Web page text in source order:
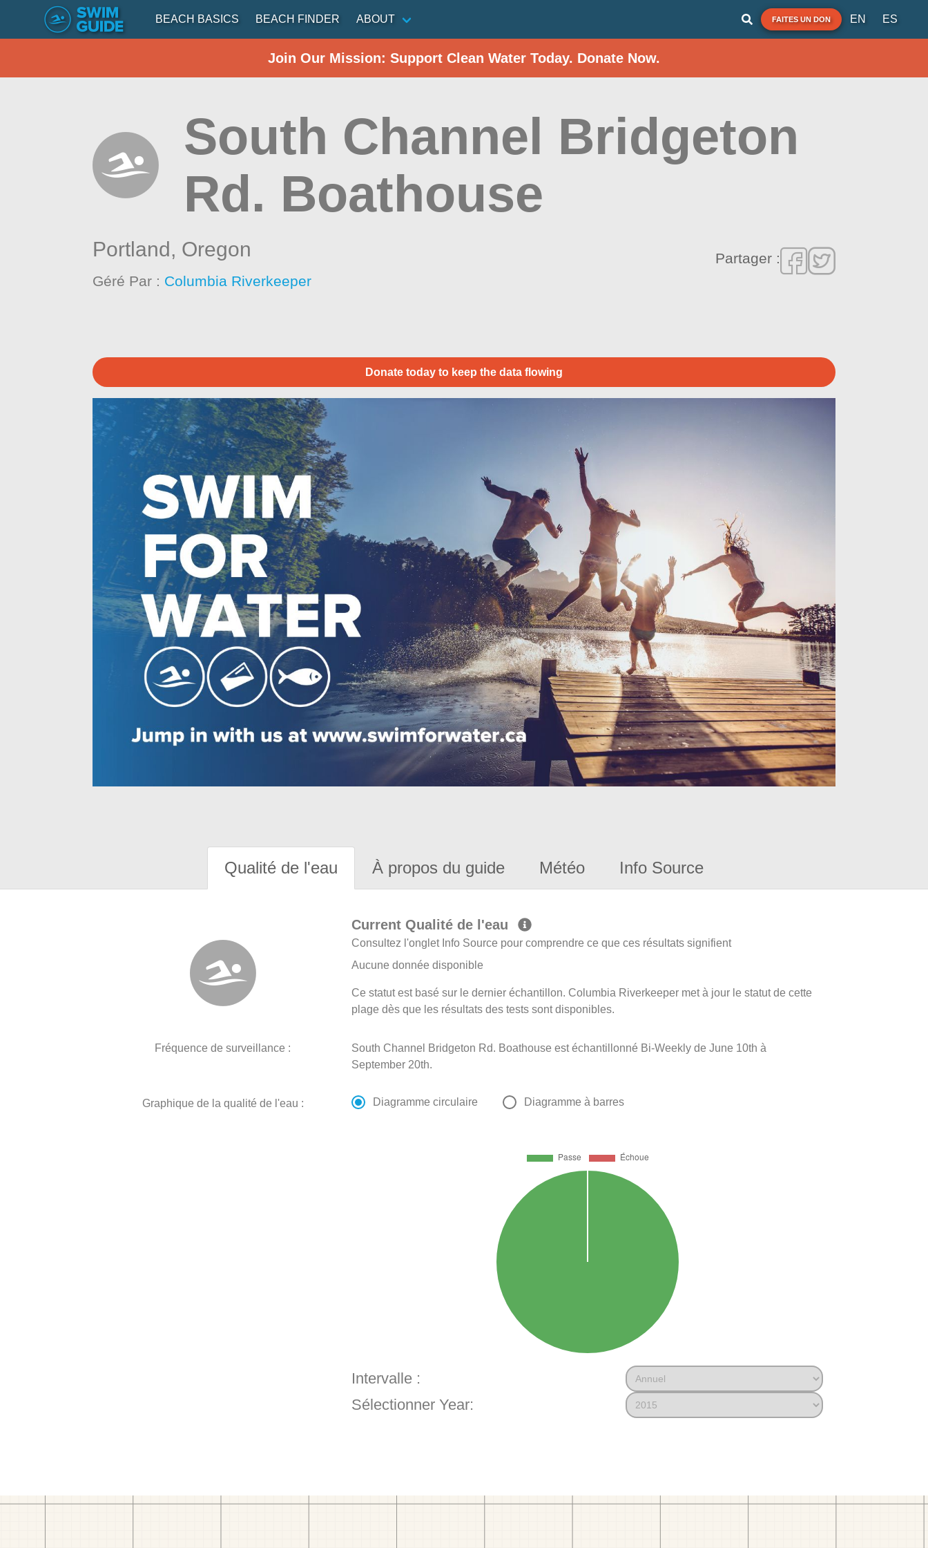
BEACH BASICS BEACH FINDER ABOUT FAITES UN DON EN ES
Join Our Mission: Support Clean Water Today. Donate Now.
South Channel Bridgeton
Rd. Boathouse
Portland, Oregon
Géré Par : Columbia Riverkeeper
Partager :
Donate today to keep the data flowing
Qualité de l'eau À propos du guide Météo Info Source
Current Qualité de l'eau
Consultez l'onglet Info Source pour comprendre ce que ces résultats signifient
Aucune donnée disponible
Ce statut est basé sur le dernier échantillon. Columbia Riverkeeper met à jour le statut de cette
plage dès que les résultats des tests sont disponibles.
Fréquence de surveillance :
South Channel Bridgeton Rd. Boathouse est échantillonné Bi-Weekly de June 10th à
September 20th.
Graphique de la qualité de l'eau : Diagramme circulaire Diagramme à barres
Intervalle :
Sélectionner Year: